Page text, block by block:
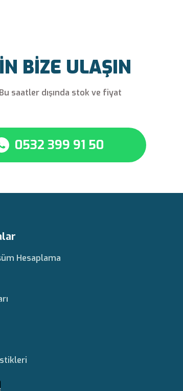
BİZE ULAŞIN
saatler dışında stok ve fiyat
0532 399 91 50
Hesaplama